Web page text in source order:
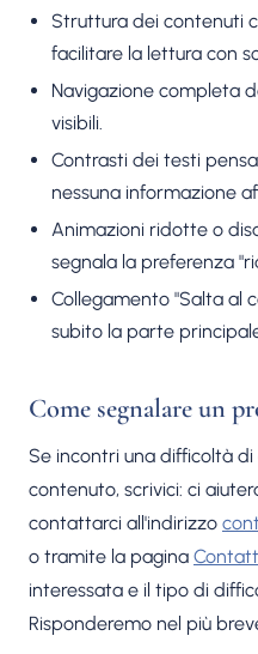
Struttura dei contenuti
facilitare la lettura con
Navigazione completa
visibili.
Contrasti dei testi
nessuna informazione
Animazioni ridotte o
segnala la preferenza
Collegamento "Salta al
subito la parte
Come segnalare un
Se incontri una difficoltà
contenuto, scrivici: ci
contattarci all'indirizzo
o tramite la pagina
interessata e il tipo di
Risponderemo nel più